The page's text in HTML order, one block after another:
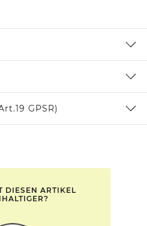
GPSR)
DIESEN ARTIKEL